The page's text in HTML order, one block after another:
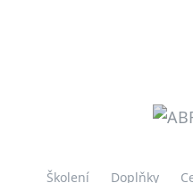
Školení Doplňky